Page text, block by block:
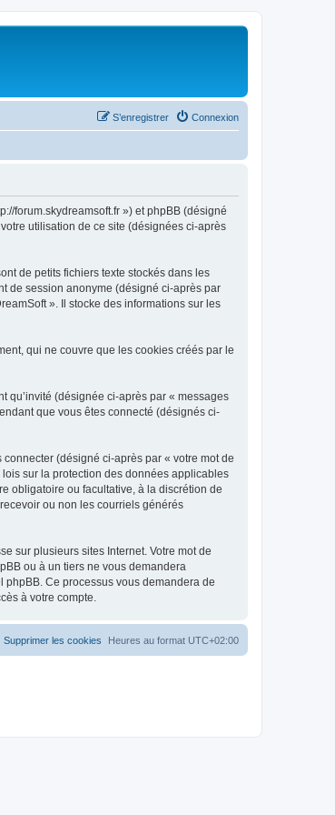
Connexion
S’enregistrer
forum.skydreamsoft.fr ») et phpBB (désigné
utilisation de ce site (désignées ci-après
de petits fichiers texte stockés dans les
de session anonyme (désigné ci-après par
». Il stocke des informations sur les
qui ne couvre que les cookies créés par le
qu’invité (désignée ci-après par « messages
que vous êtes connecté (désignés ci-
(désigné ci-après par « votre mot de
sur la protection des données applicables
obligatoire ou facultative, à la discrétion de
ou non les courriels générés
sur plusieurs sites Internet. Votre mot de
ou à un tiers ne vous demandera
Ce processus vous demandera de
à votre compte.
Heures au format UTC+02:00
Supprimer les cookies